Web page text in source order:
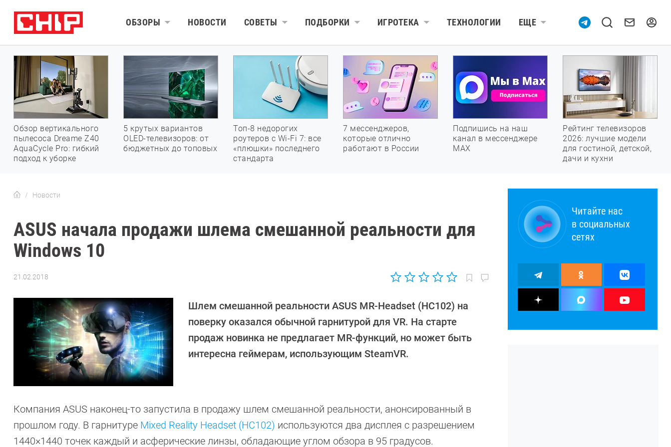
ОБЗОРЫ НОВОСТИ СОВЕТЫ ПОДБОРКИ ИГРОТЕКА ТЕХНОЛОГИИ ЕЩЕ
Обзор вертикального
пылесоса Dreame Z40
AquaCycle Pro: гибкий
подход к уборке
5 крутых вариантов
OLED-телевизоров: от
бюджетных до топовых
Топ-8 недорогих
роутеров с Wi-Fi 7: все
«плюшки» последнего
стандарта
7 мессенджеров,
которые отлично
работают в России
Подпишись на наш
канал в мессенджере
МАХ
Рейтинг телевизоров
2026: лучшие модели
для гостиной, детской,
дачи и кухни
Новости
ASUS начала продажи шлема смешанной реальности для
Windows 10
21.02.2018
Шлем смешанной реальности ASUS MR-Headset (HC102) на
поверку оказался обычной гарнитурой для VR. На старте
продаж новинка не предлагает MR-функций, но может быть
интересна геймерам, использующим SteamVR.
Компания ASUS наконец-то запустила в продажу шлем смешанной реальности, анонсированный в
прошлом году. В гарнитуре Mixed Reality Headset (HC102) используются два дисплея с разрешением
1440×1440 точек каждый и асферические линзы, обладающие углом обзора в 95 градусов.
Читайте нас
в социальных
сетях